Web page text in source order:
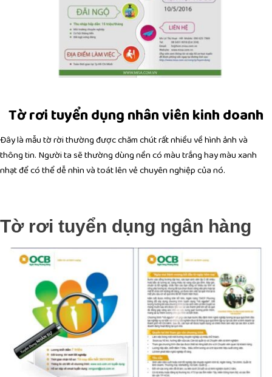
Tờ rơi tuyển dụng nhân viên kinh doanh
Đây là mẫu tờ rời thường được chăm chút rất nhiều về hình ảnh và
thông tin. Người ta sẽ thường dùng nền có màu trắng hay màu xanh
nhạt để có thể dễ nhìn và toát lên vẻ chuyên nghiệp của nó.
Tờ rơi tuyển dụng ngân hàng